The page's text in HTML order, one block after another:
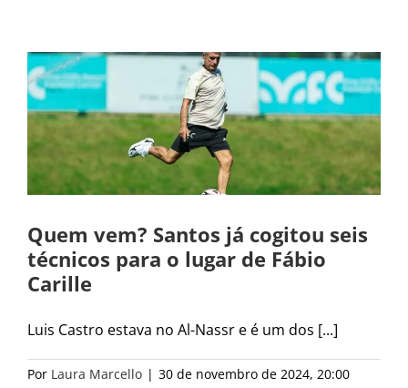
Quem vem? Santos já cogitou seis
técnicos para o lugar de Fábio
Carille
Luis Castro estava no Al-Nassr e é um dos [...]
Por Laura Marcello | 30 de novembro de 2024, 20:00